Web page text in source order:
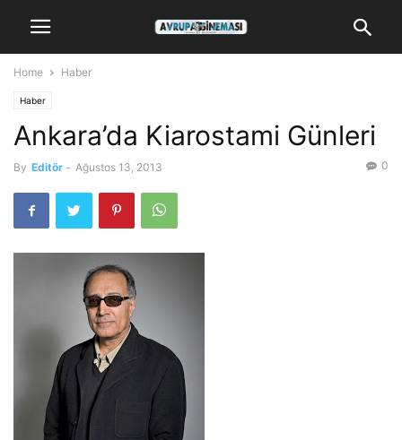
Home Haber
Haber
Ankara’da Kiarostami Günleri
By Editör - Ağustos 13, 2013 0